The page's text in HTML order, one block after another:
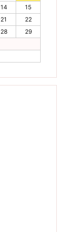
14
15
21
22
28
29